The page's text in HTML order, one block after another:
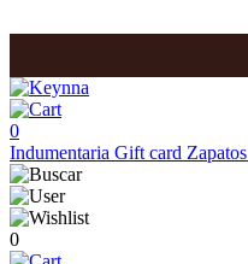
0
Indumentaria Gift card Zapatos
0